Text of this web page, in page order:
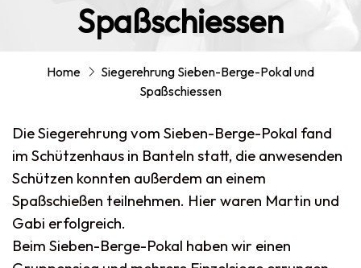
Spaßschiessen
Home
Siegerehrung Sieben-Berge-Pokal und
Spaßschiessen
Die Siegerehrung vom Sieben-Berge-Pokal fand
im Schützenhaus in Banteln statt, die anwesenden
Schützen konnten außerdem an einem
Spaßschießen teilnehmen. Hier waren Martin und
Gabi erfolgreich.
Beim Sieben-Berge-Pokal haben wir einen